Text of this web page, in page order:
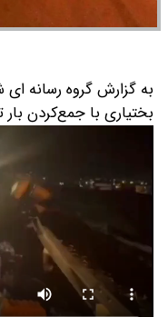
به گزارش گروه رسانه
بختیاری با جمع‌کردن